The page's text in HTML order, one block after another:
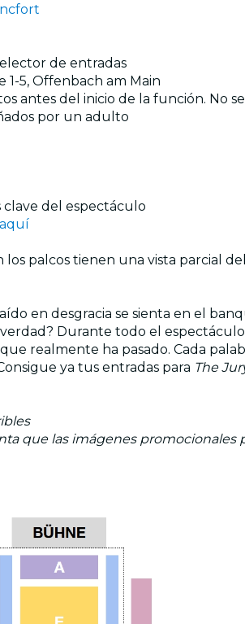
de entradas
1-5, Offenbach am Main
antes del inicio de la función. No
por un adulto
clave del espectáculo
aquí
los palcos tienen una vista parcial
en desgracia se sienta en el
Durante todo el
realmente ha pasado. Cada
ya tus entradas para The
que las imágenes promocionales